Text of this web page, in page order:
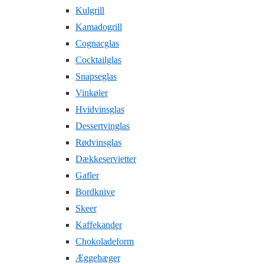
Kulgrill
Kamadogrill
Cognacglas
Cocktailglas
Snapseglas
Vinkøler
Hvidvinsglas
Dessertvinglas
Rødvinsglas
Dækkeservietter
Gafler
Bordknive
Skeer
Kaffekander
Chokoladeform
Æggebæger